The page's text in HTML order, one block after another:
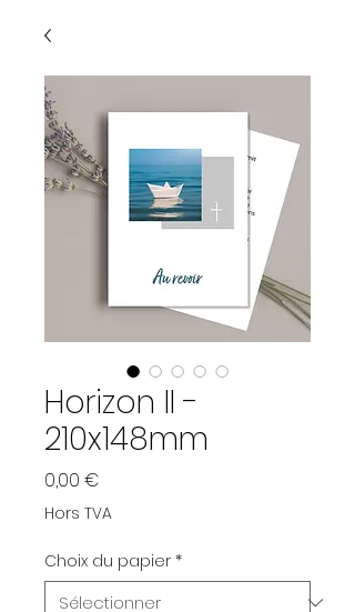
Horizon II -
210x148mm
0,00 €
Hors TVA
Choix du papier *